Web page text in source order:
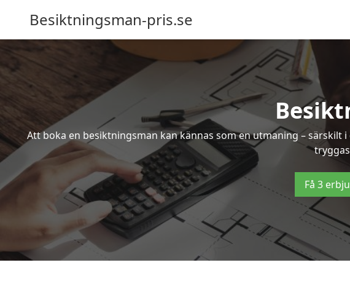
Besiktningsman-pris.se
Att boka en besiktningsman kan kännas som en utmaning –
Få 3